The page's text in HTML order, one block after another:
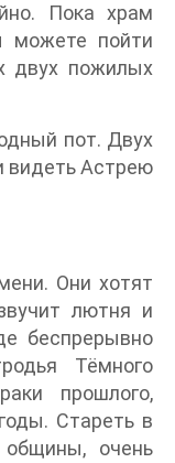
Пока храм
можете пойти
двух пожилых
пот. Двух
видеть Астрею
Они хотят
лютня и
беспрерывно
Тёмного
прошлого,
Стареть в
общины, очень